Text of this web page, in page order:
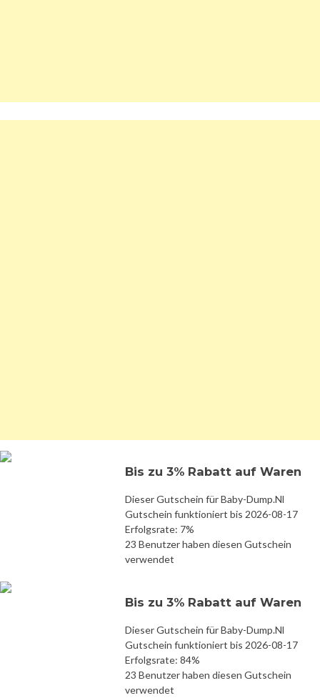
Bis zu 3% Rabatt auf Waren
Dieser Gutschein für Baby-Dump.Nl
Gutschein funktioniert bis 2026-08-17
Erfolgsrate: 7%
23 Benutzer haben diesen Gutschein
verwendet
Bis zu 3% Rabatt auf Waren
Dieser Gutschein für Baby-Dump.Nl
Gutschein funktioniert bis 2026-08-17
Erfolgsrate: 84%
23 Benutzer haben diesen Gutschein
verwendet